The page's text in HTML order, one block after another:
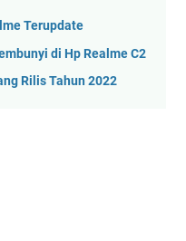
Terupdate
di Hp Realme C2
Rilis Tahun 2022